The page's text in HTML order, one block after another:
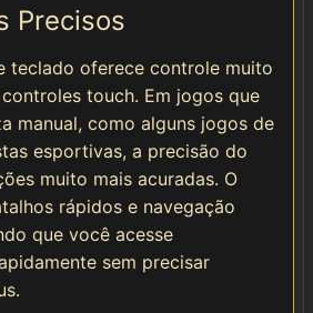
Precisos
teclado oferece controle muito
touch. Em jogos que
manual, como alguns jogos de
esportivas, a precisão do
muito mais acuradas. O
rápidos e navegação
que você acesse
sem precisar